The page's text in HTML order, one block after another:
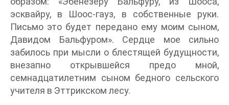
эсквайру, в Шоос-гауз, в собственные руки.
Письмо это будет передано ему моим сыном,
Давидом Бальфуром». Сердце мое сильно
забилось при мысли о блестящей будущности,
внезапно открывшейся предо мной,
семнадцатилетним сыном бедного сельского
учителя в Эттрикском лесу.